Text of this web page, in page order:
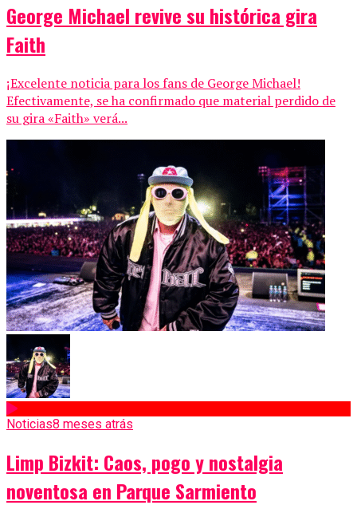
George Michael revive su histórica gira
Faith
¡Excelente noticia para los fans de George Michael!
Efectivamente, se ha confirmado que material perdido de
su gira «Faith» verá...
Noticias8 meses atrás
Limp Bizkit: Caos, pogo y nostalgia
noventosa en Parque Sarmiento